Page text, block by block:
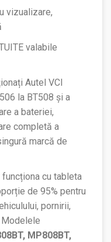
vizualizare,
valabile
Autel VCI
la BT508 și a
a bateriei,
completă a
marcă de
cu tableta
de 95% pentru
pornirii,
Modelele
MP808BT,